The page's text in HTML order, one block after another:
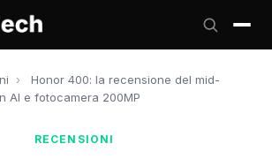
›
Honor 400: la recensione del mid-
AI e fotocamera 200MP
RECENSIONI